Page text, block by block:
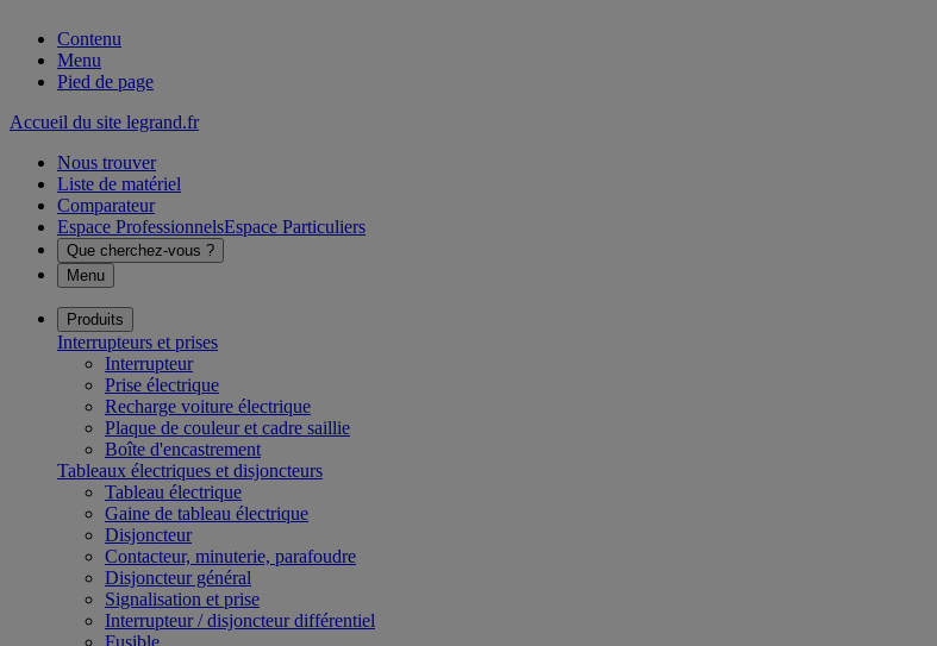
Contenu
Menu
Pied de page
Accueil du site legrand.fr
Nous trouver
Liste de matériel
Comparateur
Espace ProfessionnelsEspace Particuliers
Que cherchez-vous ?
Menu
Produits
Interrupteurs et prises
Interrupteur
Prise électrique
Recharge voiture électrique
Plaque de couleur et cadre saillie
Boîte d'encastrement
Tableaux électriques et disjoncteurs
Tableau électrique
Gaine de tableau électrique
Disjoncteur
Contacteur, minuterie, parafoudre
Disjoncteur général
Signalisation et prise
Interrupteur / disjoncteur différentiel
Fusible